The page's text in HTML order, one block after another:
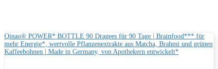
Qinao® POWER* BOTTLE 90 Dragees für 90 Tage | Brainfood*** für
mehr Energie*, wertvolle Pflanzenextrakte aus Matcha, Brahmi und grünen
Kaffeebohnen | Made in Germany, von Apothekern entwickelt*